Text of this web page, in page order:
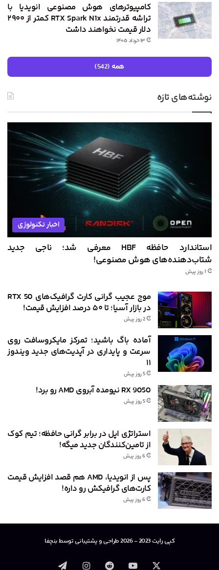
کامپیوترهای هوش مصنوعی انویدیا با
تراشه قدرتمند RTX Spark N1x کمتر از ۲۹۰۰
دلار قیمت نخواهند داشت
۱۳ خرداد ۱۴۰۵
همه (542)
نوشته‌های تازه
اخبار تکنولوژی
استاندارد حافظه HBF معرفی شد؛ ناجی جدید
شتاب‌دهنده‌های هوش مصنوعی!
1 روز پیش
موج عجیب گرانی کارت گرافیک‌های RTX 50
در بازار آسیا؛ تا ۵۰ درصد افزایش قیمت!
2 روز پیش
آماده باگ باشید؛ تمرکز مایکروسافت روی
سرعت و پایداری در آپدیت‌های جدید ویندوز
۱۱
5 روز پیش
RX 9050 نیومده آبروی AMD رو برد!
5 روز پیش
استراتژی اپل در برابر گرانی حافظه؛ تیم کوک
از تامین‌کنندگان جدید میگه!
6 روز پیش
پس از انویدیا، AMD هم قصد افزایش قیمت
کارت‌های گرافیکش رو داره!
6 روز پیش
کپی رایت 2023 - 2026 طراحی و پشتیبانی توسط بنچفا
X یوتیوب‫رددیتاینستاگرامتلگرام